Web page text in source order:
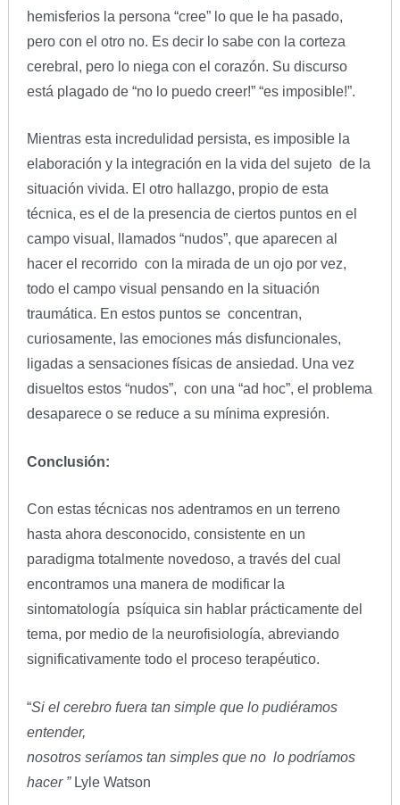
hemisferios la persona “cree” lo que le ha pasado,
pero con el otro no. Es decir lo sabe con la corteza
cerebral, pero lo niega con el corazón. Su discurso
está plagado de “no lo puedo creer!” “es imposible!”.
Mientras esta incredulidad persista, es imposible la
elaboración y la integración en la vida del sujeto de la
situación vivida. El otro hallazgo, propio de esta
técnica, es el de la presencia de ciertos puntos en el
campo visual, llamados “nudos”, que aparecen al
hacer el recorrido con la mirada de un ojo por vez,
todo el campo visual pensando en la situación
traumática. En estos puntos se concentran,
curiosamente, las emociones más disfuncionales,
ligadas a sensaciones físicas de ansiedad. Una vez
disueltos estos “nudos”, con una “ad hoc”, el problema
desaparece o se reduce a su mínima expresión.
Conclusión:
Con estas técnicas nos adentramos en un terreno
hasta ahora desconocido, consistente en un
paradigma totalmente novedoso, a través del cual
encontramos una manera de modificar la
sintomatología psíquica sin hablar prácticamente del
tema, por medio de la neurofisiología, abreviando
significativamente todo el proceso terapéutico.
“Si el cerebro fuera tan simple que lo pudiéramos
entender,
nosotros seríamos tan simples que no lo podríamos
hacer ” Lyle Watson